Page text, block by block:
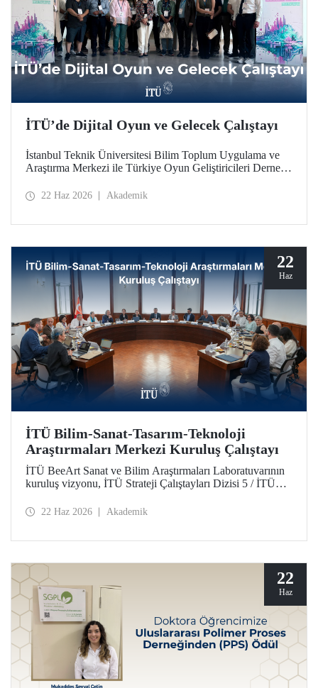
İTÜ’de Dijital Oyun ve Gelecek Çalıştayı
İstanbul Teknik Üniversitesi Bilim Toplum Uygulama ve
Araştırma Merkezi ile Türkiye Oyun Geliştiricileri Derneği
Gelecek Çalıştayı”, 17 Haziran 2026 tarihinde İTÜ
22 Haz 2026 Akademik
22
Haz
İTÜ Bilim-Sanat-Tasarım-Teknoloji
Araştırmaları Merkezi Kuruluş Çalıştayı
İTÜ BeeArt Sanat ve Bilim Araştırmaları Laboratuvarının
kuruluş vizyonu, İTÜ Strateji Çalıştayları Dizisi 5 / İTÜ
Kuruluş Çalıştayı’nda değerlendirildi.
22 Haz 2026 Akademik
22
Haz